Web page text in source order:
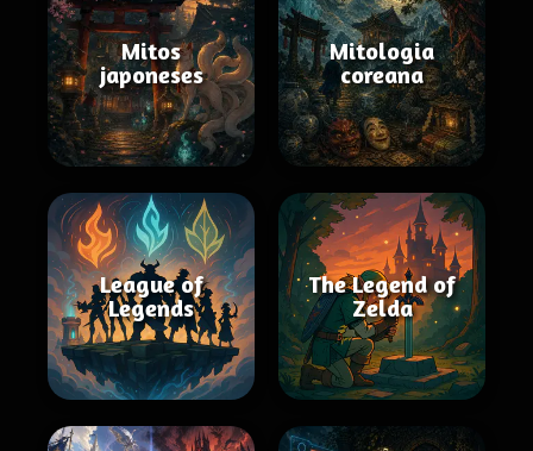
Mitos
japoneses
Mitologia
coreana
League of
Legends
The Legend of
Zelda